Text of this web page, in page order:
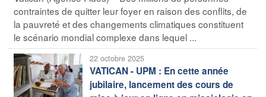
contraintes de quitter leur foyer en raison des conflits, de
la pauvreté et des changements climatiques constituent
le scénario mondial complexe dans lequel ...
22 octobre 2025
VATICAN - UPM : En cette année
jubilaire, lancement des cours de